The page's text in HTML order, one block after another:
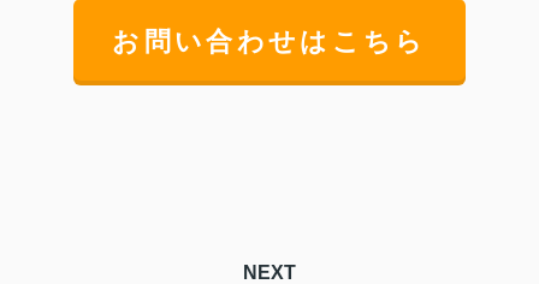
お問い合わせはこちら
NEXT